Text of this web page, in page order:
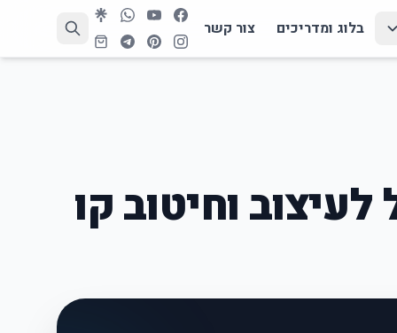
בלוג ומדריכים צור קשר
וחיטוב קו